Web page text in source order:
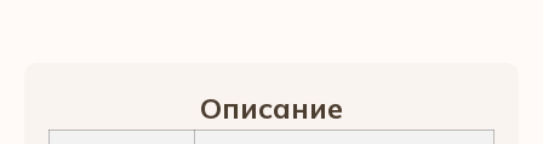
Описание